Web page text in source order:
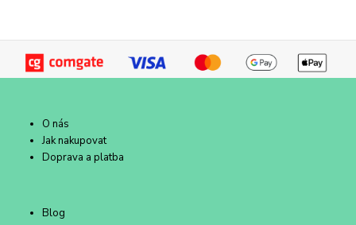
O nás
Jak nakupovat
Doprava a platba
Blog